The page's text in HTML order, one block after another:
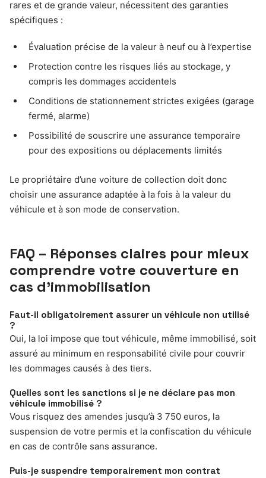
rares et de grande valeur, nécessitent des garanties
spécifiques :
Évaluation précise de la valeur à neuf ou à l’expertise
Protection contre les risques liés au stockage, y
compris les dommages accidentels
Conditions de stationnement strictes exigées (garage
fermé, alarme)
Possibilité de souscrire une assurance temporaire
pour des expositions ou déplacements limités
Le propriétaire d’une voiture de collection doit donc
choisir une assurance adaptée à la fois à la valeur du
véhicule et à son mode de conservation.
FAQ – Réponses claires pour mieux
comprendre votre couverture en
cas d’immobilisation
Faut-il obligatoirement assurer un véhicule non utilisé
?
Oui, la loi impose que tout véhicule, même immobilisé, soit
assuré au minimum en responsabilité civile pour couvrir
les dommages causés à des tiers.
Quelles sont les sanctions si je ne déclare pas mon
véhicule immobilisé ?
Vous risquez des amendes jusqu’à 3 750 euros, la
suspension de votre permis et la confiscation du véhicule
en cas de contrôle sans assurance.
Puis-je suspendre temporairement mon contrat